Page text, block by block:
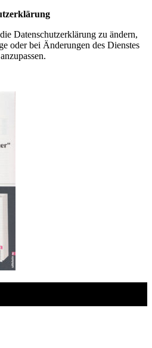
Datenschutzerklärung zu ändern,
oder bei Änderungen des Dienstes